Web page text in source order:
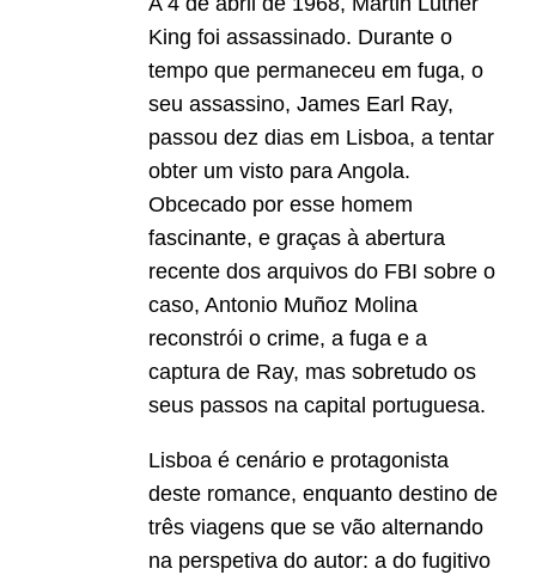
King foi assassinado. Durante o
tempo que permaneceu em fuga, o
seu assassino, James Earl Ray,
passou dez dias em Lisboa, a tentar
obter um visto para Angola.
Obcecado por esse homem
fascinante, e graças à abertura
recente dos arquivos do FBI sobre o
caso, Antonio Muñoz Molina
reconstrói o crime, a fuga e a
captura de Ray, mas sobretudo os
seus passos na capital portuguesa.
Lisboa é cenário e protagonista
deste romance, enquanto destino de
três viagens que se vão alternando
na perspetiva do autor: a do fugitivo